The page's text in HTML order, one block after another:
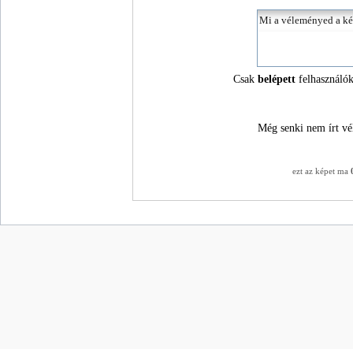
Csakbelépett
Még senki nem írt
ezt az képet ma